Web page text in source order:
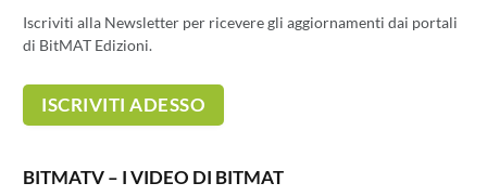
Iscriviti alla Newsletter per ricevere gli aggiornamenti dai portali
di BitMAT Edizioni.
BITMATV – I VIDEO DI BITMAT